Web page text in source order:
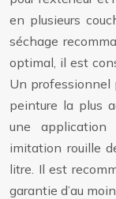
en plusieurs
séchage
optimal, il est
Un professionnel
peinture la plus
une application
imitation rouille
litre. Il est
garantie d’au